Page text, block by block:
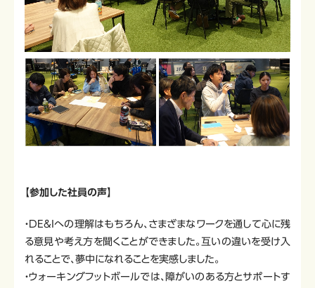
【参加した社員の声】
・DE&Iへの理解はもちろん、さまざまなワークを通して心に残
る意見や考え方を聞くことができました。互いの違いを受け入
れることで、夢中になれることを実感しました。
・ウォーキングフットボールでは、障がいのある方とサポートす